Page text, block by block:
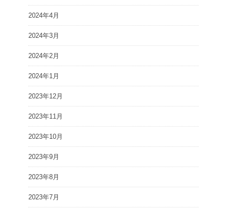
2024年4月
2024年3月
2024年2月
2024年1月
2023年12月
2023年11月
2023年10月
2023年9月
2023年8月
2023年7月